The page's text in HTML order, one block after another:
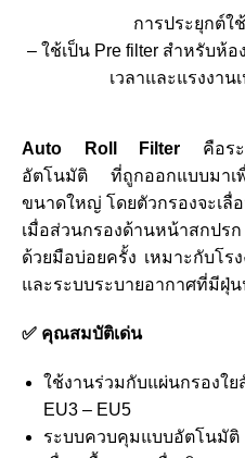
การประยุกต์ใ
– ใช้เป็น Pre filter สำหรับห้
เวลาและแรงงาน
Auto Roll Filter คือระ
อัตโนมัติ ที่ถูกออกแบบมาเพื่
ขนาดใหญ่ โดยตัวกรองจะเลื่
เมื่อส่วนกรองด้านหน้าสกปร
ด้วยมือบ่อยครั้ง เหมาะกับโร
และระบบระบายอากาศที่มีฝุ่
✅ คุณสมบัติเด่น
ใช้งานร่วมกับแผ่นกรอง
EU3 – EU5
ระบบควบคุมแบบอัตโนมั